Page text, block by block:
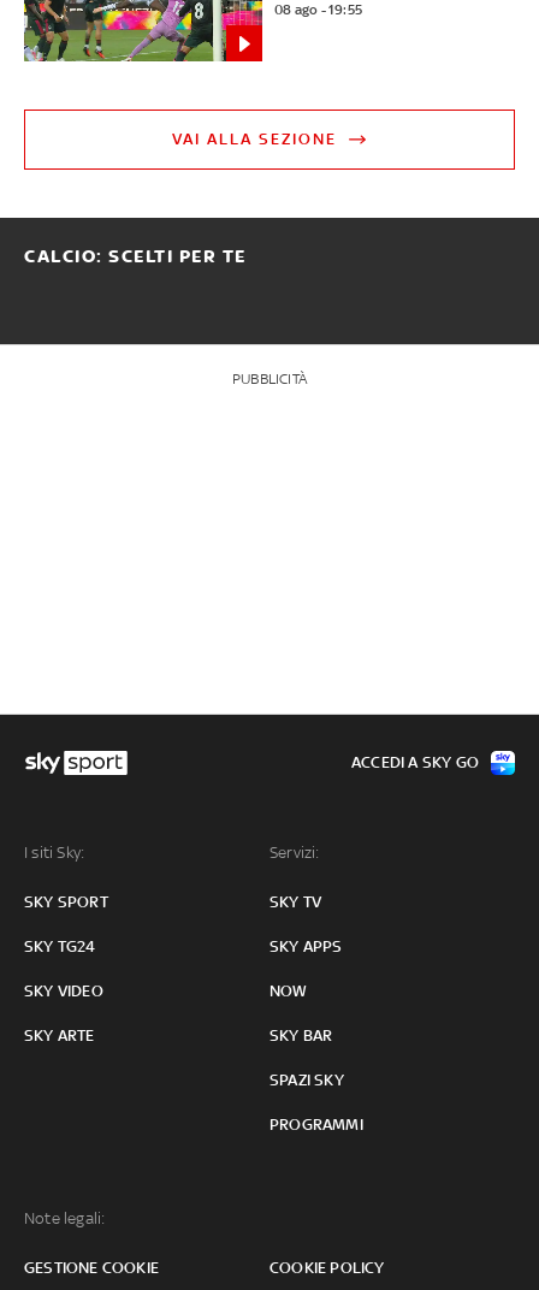
08 ago - 19:55
VAI ALLA SEZIONE
CALCIO: SCELTI PER TE
PUBBLICITÀ
I siti Sky:
SKY SPORT
SKY TG24
SKY VIDEO
SKY ARTE
Servizi:
SKY TV
SKY APPS
NOW
SKY BAR
SPAZI SKY
PROGRAMMI
Note legali:
GESTIONE COOKIE COOKIE POLICY
ACCEDI A SKY GO